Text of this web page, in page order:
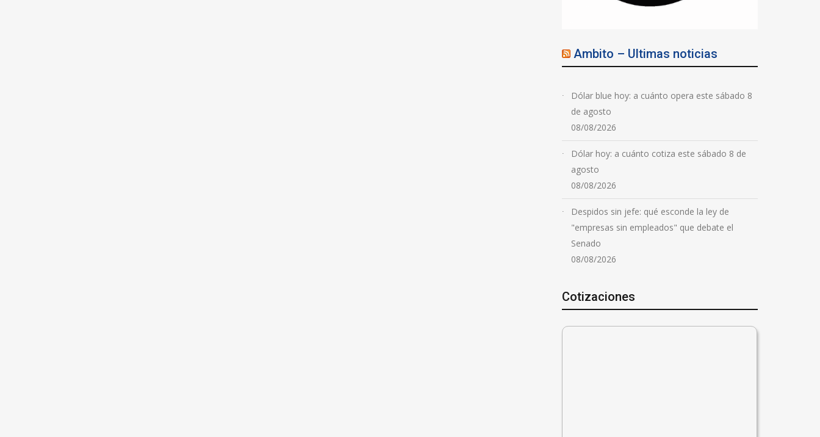
Ambito – Ultimas noticias
Dólar blue hoy: a cuánto opera este sábado 8
de agosto
08/08/2026
Dólar hoy: a cuánto cotiza este sábado 8 de
agosto
08/08/2026
Despidos sin jefe: qué esconde la ley de
"empresas sin empleados" que debate el
Senado
08/08/2026
Cotizaciones